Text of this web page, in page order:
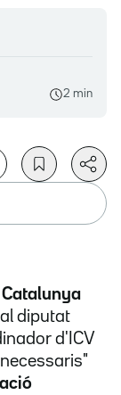
2 min
diputat
d'ICV